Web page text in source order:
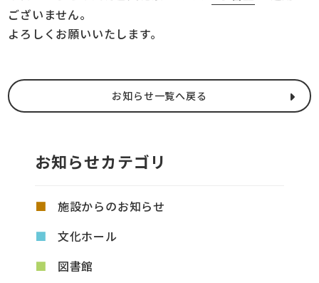
ございません。
よろしくお願いいたします。
お知らせ一覧へ戻る
お知らせカテゴリ
施設からのお知らせ
文化ホール
図書館